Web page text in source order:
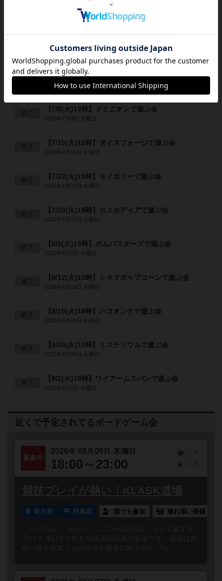
【6/26(木)15時、19時】ネメシスで遊ぶ会【突発】
2025年6月26日 木曜日
2025年6月26日 木曜日
【7/1(火)19時】トーネードスプラッシュで遊ぶ会
2025年7月1日 火曜日
【7/8(火)19時】ドミニオンで遊ぶ会
2025年7月8日 火曜日
【7/15(火)19時】ダイスフォージで遊ぶ会
2025年7月15日 火曜日
【7/22(火)19時】モノポリーで遊ぶ会
2025年7月22日 火曜日
【7/29(火)19時】カスカディアで遊ぶ会
2025年7月29日 火曜日
【8/5(火)19時】ボムバスターズで遊ぶ会
2025年8月5日 火曜日
【8/12(火)19時】シネマポップコーンで遊ぶ会
2025年8月12日 火曜日
【8/19(火)19時】ハコオンナで遊ぶ会
2025年8月19日 火曜日
【8/26(火)19時】ミステリウムで遊ぶ会
2025年8月26日 火曜日
【9/2(火)19時】ワイアームスパンで遊ぶ会
2025年9月2日 火曜日
近くで予定されてるボードゲーム会
募集中
2026年 08 月 06 日 木曜日
18:00～23:00
1
競技プレイが熱い！KLASK道場
東京都 秋葉原 誰でも参加 連れ添い登録
こんにちは！ カルカソンヌとKLASKをこよなく愛する
JELLY JELLY CAFE 秋葉原店店長の新葉です。最近は将
棋の藤井聡太さんの活躍や麻雀のMリーグ、TV...